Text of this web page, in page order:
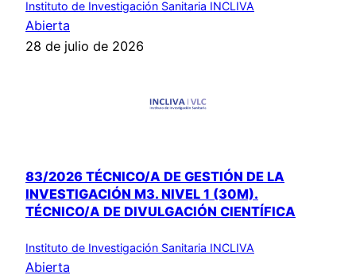
Instituto de Investigación Sanitaria INCLIVA
Abierta
28 de julio de 2026
83/2026 TÉCNICO/A DE GESTIÓN DE LA
INVESTIGACIÓN M3. NIVEL 1 (30M).
TÉCNICO/A DE DIVULGACIÓN CIENTÍFICA
Instituto de Investigación Sanitaria INCLIVA
Abierta